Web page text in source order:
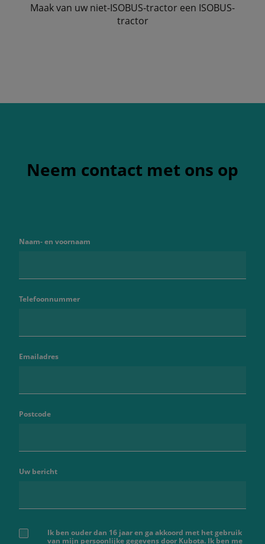
Maak van uw niet-ISOBUS-tractor een ISOBUS-
tractor
Neem contact met ons op
Naam- en voornaam
Telefoonnummer
Emailadres
Postcode
Uw bericht
Ik ben ouder dan 16 jaar en ga akkoord met het gebruik
van mijn persoonlijke gegevens door Kubota. Ik ben me